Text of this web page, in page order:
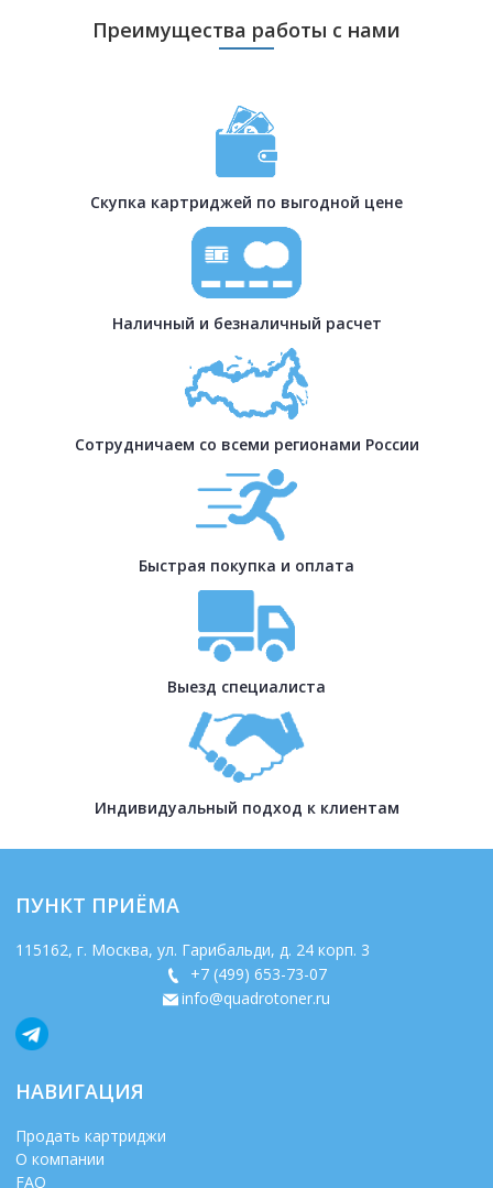
Преимущества работы с нами
Скупка картриджей по выгодной цене
Наличный и безналичный расчет
Сотрудничаем со всеми регионами России
Быстрая покупка и оплата
Выезд специалиста
Индивидуальный подход к клиентам
ПУНКТ ПРИЁМА
115162, г. Москва, ул. Гарибальди, д. 24 корп. 3
+7 (499) 653-73-07
info@quadrotoner.ru
НАВИГАЦИЯ
Продать картриджи
О компании
FAQ